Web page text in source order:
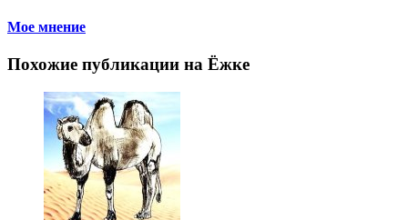
Мое мнение
Похожие публикации на Ёжке